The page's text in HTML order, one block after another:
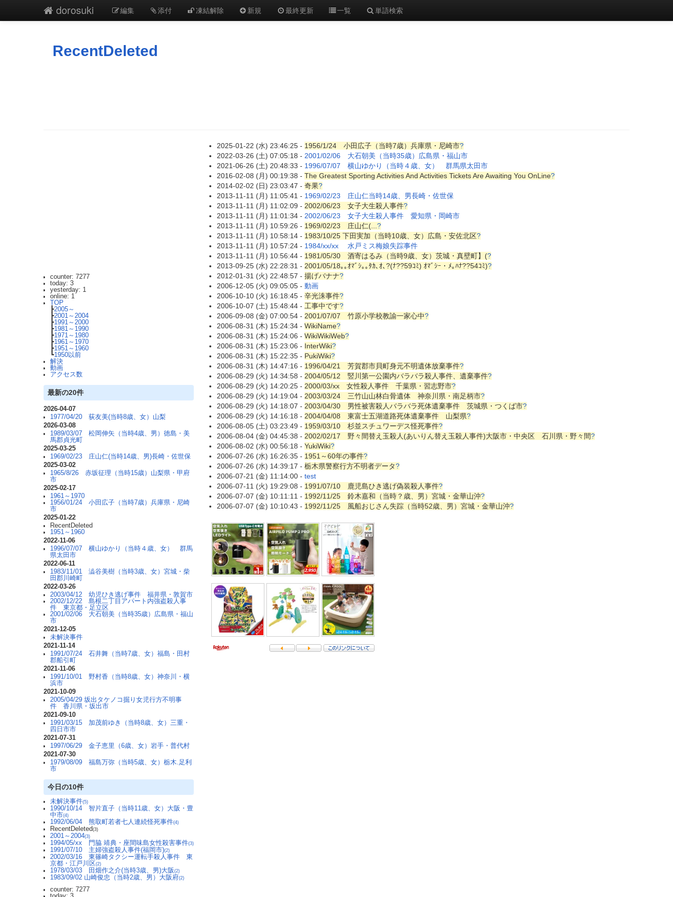
dorosuki 編集 添付 凍結解除 新規 最終更新 一覧 単語検索
RecentDeleted
counter: 7277
today: 3
yesterday: 1
online: 1
TOP
┣2005～
┣2001～2004
┣1991～2000
┣1981～1990
┣1971～1980
┣1961～1970
┣1951～1960
┗1950以前
解決
動画
アクセス数
最新の20件
2026-04-07
1977/04/20 荻友美(当時8歳、女）山梨
2026-03-08
1989/03/07 松岡伸矢（当時4歳、男）徳島・美
馬郡貞光町
2025-03-25
1969/02/23 庄山仁(当時14歳、男)長崎・佐世保
2025-03-02
1965/8/26 赤坂征理（当時15歳）山梨県・甲府
市
2025-02-17
1961～1970
1956/01/24 小田広子（当時7歳）兵庫県・尼崎
市
2025-01-22
RecentDeleted
1951～1960
2022-11-06
1996/07/07 横山ゆかり（当時４歳、女） 群馬
県太田市
2022-06-11
1983/11/01 澁谷美樹（当時3歳、女）宮城・柴
田郡川崎町
2022-03-26
2003/04/12 幼児ひき逃げ事件 福井県・敦賀市
2002/12/22 島根二丁目アパート内強盗殺人事
件 東京都・足立区
2001/02/06 大石朝美（当時35歳）広島県・福山
市
2021-12-05
未解決事件
2021-11-14
1991/07/24 石井舞（当時7歳、女）福島・田村
郡船引町
2021-11-06
1991/10/01 野村香（当時8歳、女）神奈川・横
浜市
2021-10-09
2005/04/29 坂出タケノコ掘り女児行方不明事
件 香川県・坂出市
2021-09-10
1991/03/15 加茂前ゆき（当時8歳、女）三重・
四日市市
2021-07-31
1997/06/29 金子恵里（6歳、女）岩手・普代村
2021-07-30
1979/08/09 福島万弥（当時5歳、女）栃木.足利
市
今日の10件
未解決事件(5)
1990/10/14 智片直子（当時11歳、女）大阪・豊
中市(4)
1992/06/04 熊取町若者七人連続怪死事件(4)
RecentDeleted(3)
2001～2004(3)
1994/05/xx 門脇 靖典・座間味島女性殺害事件(3)
1991/07/10 主婦強盗殺人事件(福岡市)(2)
2002/03/16 東篠崎タクシー運転手殺人事件 東
京都・江戸川区(2)
1978/03/03 田畑作之介(当時3歳、男)大阪 (2)
1983/09/02 山崎俊忠（当時2歳、男）大阪府(2)
counter: 7277
2025-01-22 (水) 23:46:25 - 1956/1/24 小田広子（当時7歳）兵庫県・尼崎市?
2022-03-26 (土) 07:05:18 - 2001/02/06 大石朝美（当時35歳）広島県・福山市
2021-06-26 (土) 20:48:33 - 1996/07/07 横山ゆかり（当時４歳、女） 群馬県太田市
2016-02-08 (月) 00:19:38 - The Greatest Sporting Activities And Activities Tickets Are Awaiting You OnLine?
2014-02-02 (日) 23:03:47 - 奇果?
2013-11-11 (月) 11:05:41 - 1969/02/23 庄山仁当時14歳、男長崎・佐世保
2013-11-11 (月) 11:02:09 - 2002/06/23 女子大生殺人事件?
2013-11-11 (月) 11:01:34 - 2002/06/23 女子大生殺人事件 愛知県・岡崎市
2013-11-11 (月) 10:59:26 - 1969/02/23 庄山仁(... ?
2013-11-11 (月) 10:58:14 - 1983/10/25 下田実加（当時10歳、女）広島・安佐北区?
2013-11-11 (月) 10:57:24 - 1984/xx/xx 水戸ミス梅娘失踪事件
2013-11-11 (月) 10:56:44 - 1981/05/30 酒寄はるみ（当時9歳、女）茨城・真壁町】(?
2013-09-25 (水) 22:28:31 - 2001/05/18｡｡ｵﾏﾞｼ｡｡ﾀｶ､ｵ､?(ﾅ??59ｺﾐ) ｵﾏﾞｼｰ・ﾒ｡ﾊﾅ??54ｺﾐ)?
2012-01-31 (火) 22:48:57 - 揚げバナナ?
2006-12-05 (火) 09:05:05 - 動画
2006-10-10 (火) 16:18:45 - 辛光洙事件?
2006-10-07 (土) 15:48:44 - 工事中です?
2006-09-08 (金) 07:00:54 - 2001/07/07 竹原小学校教諭一家心中?
2006-08-31 (木) 15:24:34 - WikiName?
2006-08-31 (木) 15:24:06 - WikiWikiWeb?
2006-08-31 (木) 15:23:06 - InterWiki?
2006-08-31 (木) 15:22:35 - PukiWiki?
2006-08-31 (木) 14:47:16 - 1996/04/21 芳賀郡市貝町身元不明遺体放棄事件?
2006-08-29 (火) 14:34:58 - 2004/05/12 竪川第一公園内バラバラ殺人事件、遺棄事件?
2006-08-29 (火) 14:20:25 - 2000/03/xx 女性殺人事件 千葉県・習志野市?
2006-08-29 (火) 14:19:04 - 2003/03/24 三竹山山林白骨遺体 神奈川県・南足柄市?
2006-08-29 (火) 14:18:07 - 2003/04/30 男性被害殺人バラバラ死体遺棄事件 茨城県・つくば市?
2006-08-29 (火) 14:16:18 - 2004/04/08 東富士五湖道路死体遺棄事件 山梨県?
2006-08-05 (土) 03:23:49 - 1959/03/10 杉並スチュワーデス怪死事件?
2006-08-04 (金) 04:45:38 - 2002/02/17 野々間替え玉殺人(あいりん替え玉殺人事件)大阪市・中央区 石川県・野々間?
2006-08-02 (水) 00:56:18 - YukiWiki?
2006-07-26 (水) 16:26:35 - 1951～60年の事件?
2006-07-26 (水) 14:39:17 - 栃木県警察行方不明者データ?
2006-07-21 (金) 11:14:00 - test
2006-07-11 (火) 19:29:08 - 1991/07/10 鹿児島ひき逃げ偽装殺人事件?
2006-07-07 (金) 10:11:11 - 1992/11/25 鈴木嘉和（当時？歳、男）宮城・金華山沖?
2006-07-07 (金) 10:10:43 - 1992/11/25 風船おじさん失踪（当時52歳、男）宮城・金華山沖?